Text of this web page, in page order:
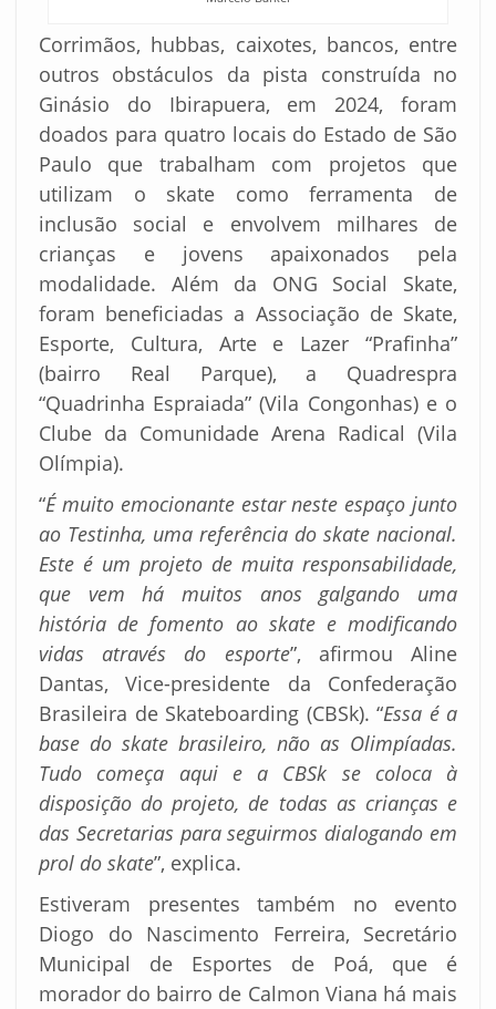
Corrimãos, hubbas, caixotes, bancos, entre
outros obstáculos da pista construída no
Ginásio do Ibirapuera, em 2024, foram
doados para quatro locais do Estado de São
Paulo que trabalham com projetos que
utilizam o skate como ferramenta de
inclusão social e envolvem milhares de
crianças e jovens apaixonados pela
modalidade. Além da ONG Social Skate,
foram beneficiadas a Associação de Skate,
Esporte, Cultura, Arte e Lazer “Prafinha”
(bairro Real Parque), a Quadrespra
“Quadrinha Espraiada” (Vila Congonhas) e o
Clube da Comunidade Arena Radical (Vila
Olímpia).
“É muito emocionante estar neste espaço junto
ao Testinha, uma referência do skate nacional.
Este é um projeto de muita responsabilidade,
que vem há muitos anos galgando uma
história de fomento ao skate e modificando
vidas através do esporte”, afirmou Aline
Dantas, Vice-presidente da Confederação
Brasileira de Skateboarding (CBSk). “Essa é a
base do skate brasileiro, não as Olimpíadas.
Tudo começa aqui e a CBSk se coloca à
disposição do projeto, de todas as crianças e
das Secretarias para seguirmos dialogando em
prol do skate”, explica.
Estiveram presentes também no evento
Diogo do Nascimento Ferreira, Secretário
Municipal de Esportes de Poá, que é
morador do bairro de Calmon Viana há mais